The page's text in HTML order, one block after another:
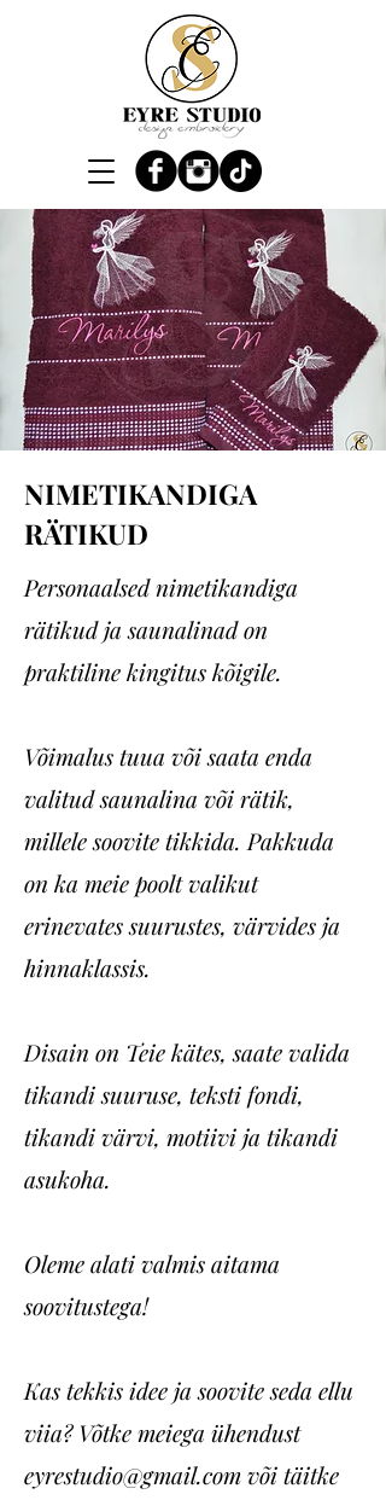
NIMETIKANDIGA
RÄTIKUD
Personaalsed nimetikandiga
rätikud ja saunalinad on
praktiline kingitus kõigile.
Võimalus tuua või saata enda
valitud saunalina või rätik,
millele soovite tikkida. Pakkuda
on ka meie poolt valikut
erinevates suurustes, värvides ja
hinnaklassis.
Disain on Teie kätes, saate valida
tikandi suuruse, teksti fondi,
tikandi värvi, motiivi ja tikandi
asukoha.
Oleme alati valmis aitama
soovitustega!
Kas tekkis idee ja soovite seda ellu
viia? Võtke meiega ühendust
eyrestudio@gmail.comvõi täitke